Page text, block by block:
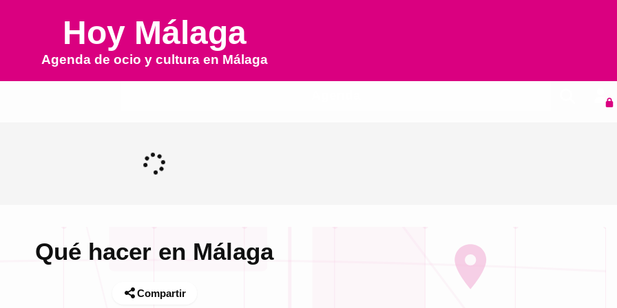
Hoy Málaga
Agenda de ocio y cultura en Málaga
Qué hacer en Málaga
Compartir